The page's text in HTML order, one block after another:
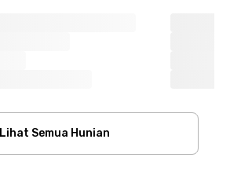
Lihat Semua Hunian